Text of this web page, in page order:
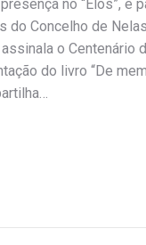
no “Elos”, e
do Concelho de
o Centenário
do livro “De